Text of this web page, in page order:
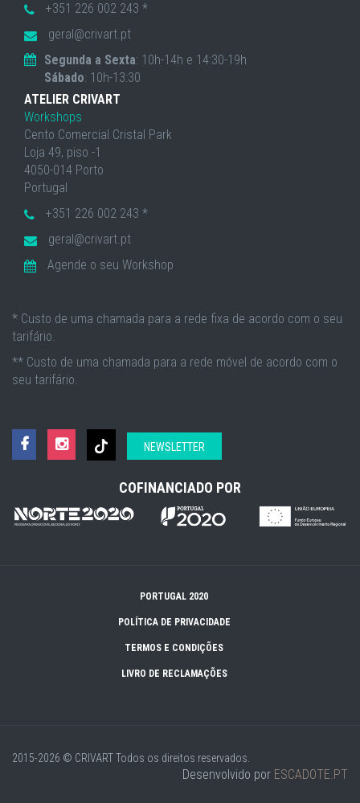
+351 226 002 243 *
geral@crivart.pt
Segunda a Sexta: 10h-14h e 14:30-19h
Sábado: 10h-13:30
ATELIER CRIVART
Workshops
Cento Comercial Cristal Park
Loja 49, piso -1
4050-014 Porto
Portugal
+351 226 002 243 *
geral@crivart.pt
Agende o seu Workshop
* Custo de uma chamada para a rede fixa de acordo com o seu
tarifário.
** Custo de uma chamada para a rede móvel de acordo com o
seu tarifário.
NEWSLETTER
COFINANCIADO POR
PORTUGAL 2020
POLÍTICA DE PRIVACIDADE
TERMOS E CONDIÇÕES
LIVRO DE RECLAMAÇÕES
2015-2026 © CRIVARTTodos os direitos reservados.
Desenvolvido por ESCADOTE.PT